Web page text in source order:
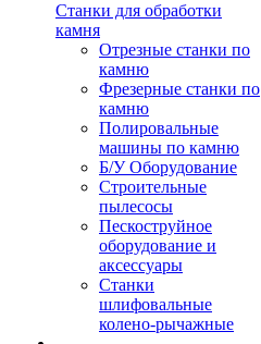
Станки для обработки
камня
Отрезные станки по
камню
Фрезерные станки по
камню
Полировальные
машины по камню
Б/У Оборудование
Строительные
пылесосы
Пескоструйное
оборудование и
аксессуары
Станки
шлифовальные
колено-рычажные